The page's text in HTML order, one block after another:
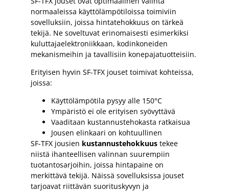
normaaleissa käyttölämpötiloissa toimiviin
sovelluksiin, joissa hintatehokkuus on tärkeä
tekijä. Ne soveltuvat erinomaisesti esimerkiksi
kuluttajaelektroniikkaan, kodinkoneiden
mekanismeihin ja tavallisiin konepajatuotteisiin.
Erityisen hyvin SF-TFX jouset toimivat kohteissa,
joissa:
Käyttölämpötila pysyy alle 150°C
Ympäristö ei ole erityisen syövyttävä
Vaaditaan kustannustehokasta ratkaisua
Jousen elinkaari on kohtuullinen
SF-TFX jousien kustannustehokkuus tekee
niistä ihanteellisen valinnan suurempiin
tuotantosarjoihin, joissa hintapaine on
merkittävä tekijä. Näissä sovelluksissa jouset
tarjoavat riittävän suorituskyvyn ja